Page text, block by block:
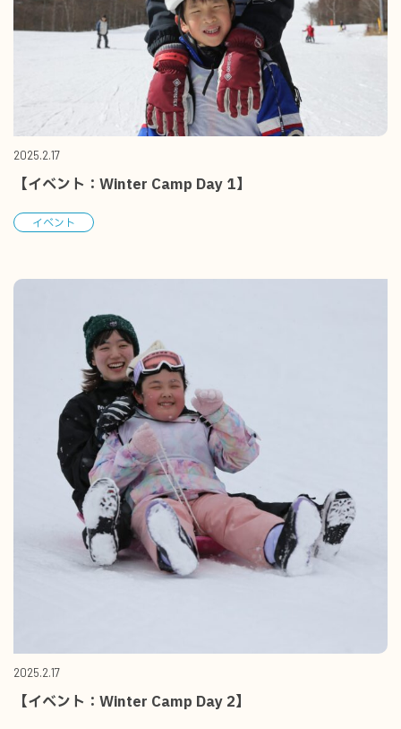
2025.2.17
【イベント：Winter Camp Day 1】
イベント
2025.2.17
【イベント：Winter Camp Day 2】